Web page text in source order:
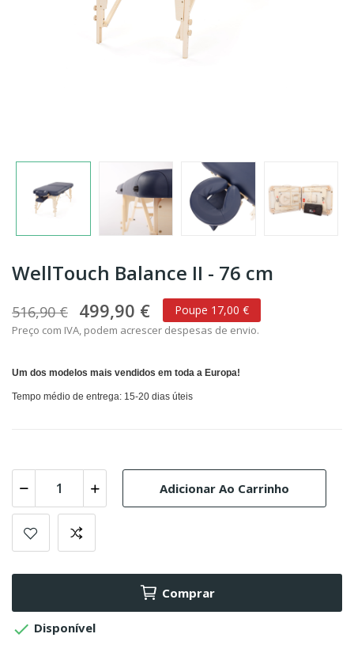
WellTouch Balance II - 76 cm
516,90 € 499,90 € Poupe 17,00 €
Preço com IVA, podem acrescer despesas de envio.
Um dos modelos mais vendidos em toda a Europa!
Tempo médio de entrega: 15-20 dias úteis
Adicionar Ao Carrinho
Comprar
 Disponível